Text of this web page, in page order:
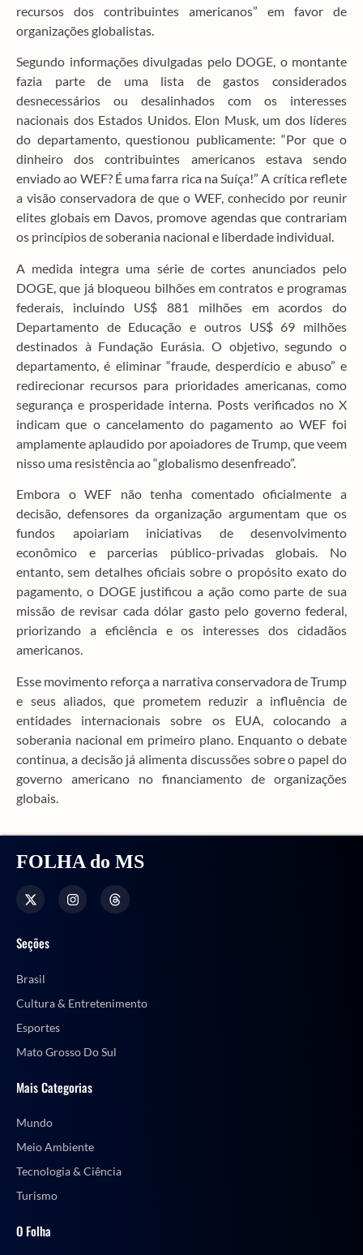
recursos dos contribuintes americanos” em favor de
organizações globalistas.
Segundo informações divulgadas pelo DOGE, o montante
fazia parte de uma lista de gastos considerados
desnecessários ou desalinhados com os interesses
nacionais dos Estados Unidos. Elon Musk, um dos líderes
do departamento, questionou publicamente: “Por que o
dinheiro dos contribuintes americanos estava sendo
enviado ao WEF? É uma farra rica na Suíça!” A crítica reflete
a visão conservadora de que o WEF, conhecido por reunir
elites globais em Davos, promove agendas que contrariam
os princípios de soberania nacional e liberdade individual.
A medida integra uma série de cortes anunciados pelo
DOGE, que já bloqueou bilhões em contratos e programas
federais, incluindo US$ 881 milhões em acordos do
Departamento de Educação e outros US$ 69 milhões
destinados à Fundação Eurásia. O objetivo, segundo o
departamento, é eliminar “fraude, desperdício e abuso” e
redirecionar recursos para prioridades americanas, como
segurança e prosperidade interna. Posts verificados no X
indicam que o cancelamento do pagamento ao WEF foi
amplamente aplaudido por apoiadores de Trump, que veem
nisso uma resistência ao “globalismo desenfreado”.
Embora o WEF não tenha comentado oficialmente a
decisão, defensores da organização argumentam que os
fundos apoiariam iniciativas de desenvolvimento
econômico e parcerias público-privadas globais. No
entanto, sem detalhes oficiais sobre o propósito exato do
pagamento, o DOGE justificou a ação como parte de sua
missão de revisar cada dólar gasto pelo governo federal,
priorizando a eficiência e os interesses dos cidadãos
americanos.
Esse movimento reforça a narrativa conservadora de Trump
e seus aliados, que prometem reduzir a influência de
entidades internacionais sobre os EUA, colocando a
soberania nacional em primeiro plano. Enquanto o debate
continua, a decisão já alimenta discussões sobre o papel do
governo americano no financiamento de organizações
globais.
FOLHA do MS
Seções
Brasil
Cultura & Entretenimento
Esportes
Mato Grosso Do Sul
Mais Categorias
Mundo
Meio Ambiente
Tecnologia & Ciência
Turismo
O Folha